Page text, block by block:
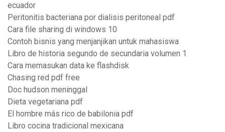
ecuador
Peritonitis bacteriana por dialisis peritoneal pdf
Cara file sharing di windows 10
Contoh bisnis yang menjanjikan untuk mahasiswa
Libro de historia segundo de secundaria volumen 1
Cara memasukan data ke flashdisk
Chasing red pdf free
Doc hudson meninggal
Dieta vegetariana pdf
El hombre más rico de babilonia pdf
Libro cocina tradicional mexicana